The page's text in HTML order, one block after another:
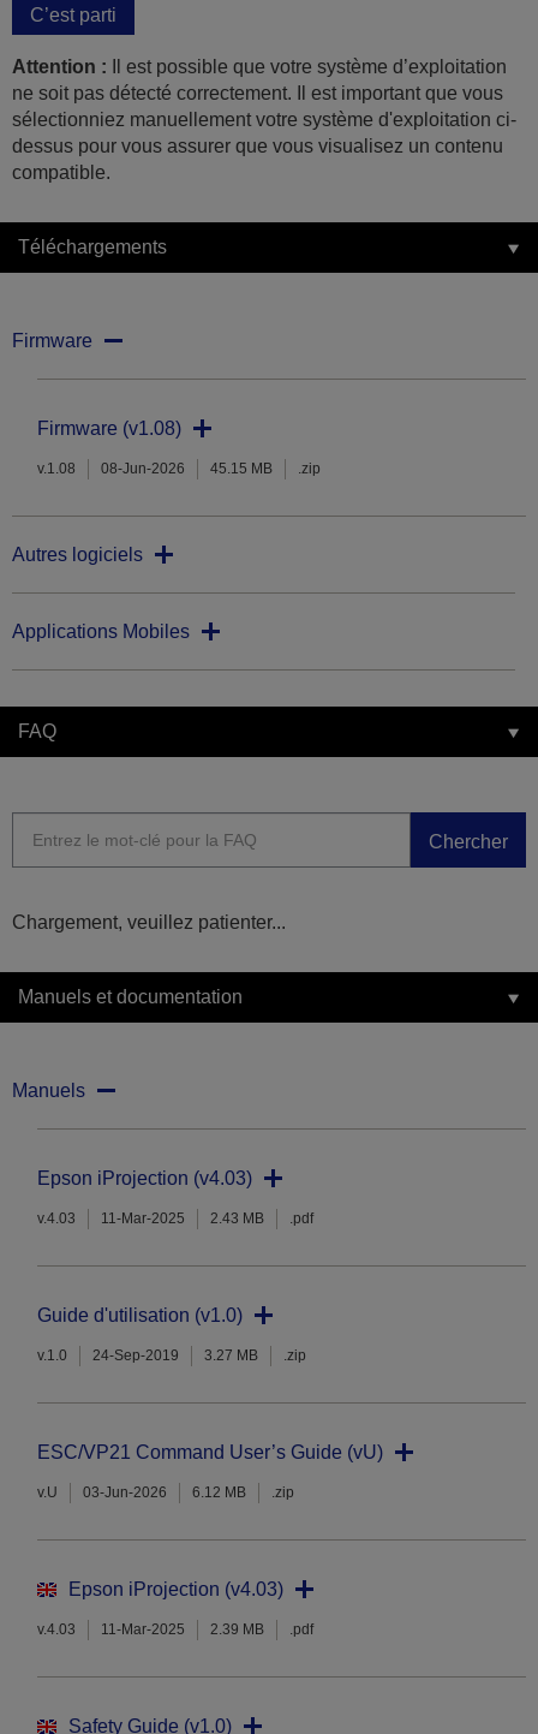
C’est parti
Attention : Il est possible que votre système d’exploitation
ne soit pas détecté correctement. Il est important que vous
sélectionniez manuellement votre système d'exploitation ci-
dessus pour vous assurer que vous visualisez un contenu
compatible.
Téléchargements
Firmware
Firmware (v1.08)
v.1.08 08-Jun-2026 45.15 MB .zip
Autres logiciels
Applications Mobiles
FAQ
Chercher
Chargement, veuillez patienter...
Manuels et documentation
Manuels
Epson iProjection (v4.03)
v.4.03 11-Mar-2025 2.43 MB .pdf
Guide d'utilisation (v1.0)
v.1.0 24-Sep-2019 3.27 MB .zip
ESC/VP21 Command User’s Guide (vU)
v.U 03-Jun-2026 6.12 MB .zip
Epson iProjection (v4.03)
v.4.03 11-Mar-2025 2.39 MB .pdf
Safety Guide (v1.0)